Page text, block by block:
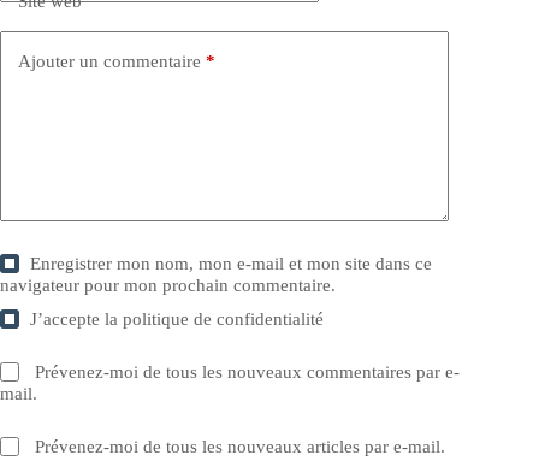
Ajouter un commentaire *
Enregistrer mon nom, mon e-mail et mon site dans ce
navigateur pour mon prochain commentaire.
J’accepte lapolitique de confidentialité
Prévenez-moi de tous les nouveaux commentaires par e-
mail.
Prévenez-moi de tous les nouveaux articles par e-mail.